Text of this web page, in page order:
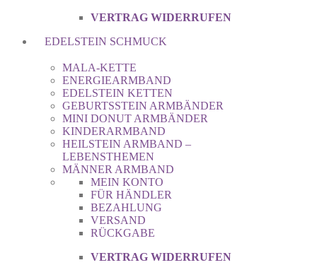
VERTRAG WIDERRUFEN
EDELSTEIN SCHMUCK
MALA-KETTE
ENERGIEARMBAND
EDELSTEIN KETTEN
GEBURTSSTEIN ARMBÄNDER
MINI DONUT ARMBÄNDER
KINDERARMBAND
HEILSTEIN ARMBAND –
LEBENSTHEMEN
MÄNNER ARMBAND
MEIN KONTO
FÜR HÄNDLER
BEZAHLUNG
VERSAND
RÜCKGABE
VERTRAG WIDERRUFEN